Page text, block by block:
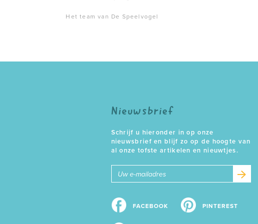
Het team van De Speelvogel
Nieuwsbrief
Schrijf u hieronder in op onze
nieuwsbrief en blijf zo op de hoogte van
al onze tofste artikelen en nieuwtjes.
mailadres
FACEBOOK PINTEREST